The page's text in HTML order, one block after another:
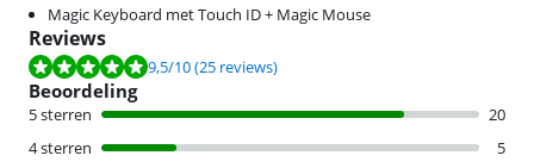
Magic Keyboard met Touch ID + Magic Mouse
Reviews
Beoordeling is 9,5 van de 10, gebaseerd op 25 reviews.
9,5/10(25 reviews)
Beoordeling
5 sterren
20
4 sterren
5